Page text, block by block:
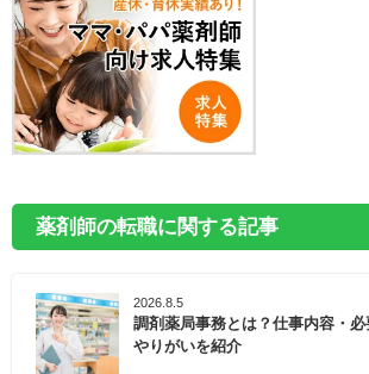
薬剤師の転職に関する記事
2026.8.5
調剤薬局事務とは？仕事内容・必
やりがいを紹介